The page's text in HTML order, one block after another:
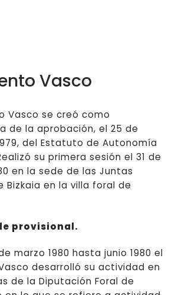
Vasco
Vasco se creó como
de la aprobación, el 25 de
del Estatuto de Autonomía
su primera sesión el 31 de
en la sede de las Juntas
Bizkaia en la villa foral de
provisional.
marzo 1980 hasta junio 1980 el
desarrolló su actividad en
de la Diputación Foral de